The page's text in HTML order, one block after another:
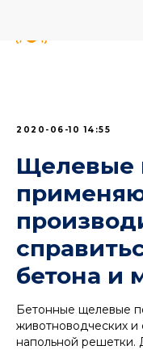
2020-06-10 14:55
Щелевые
бетона и
Бетонные щелевые
животноводческих и
напольной решетки.